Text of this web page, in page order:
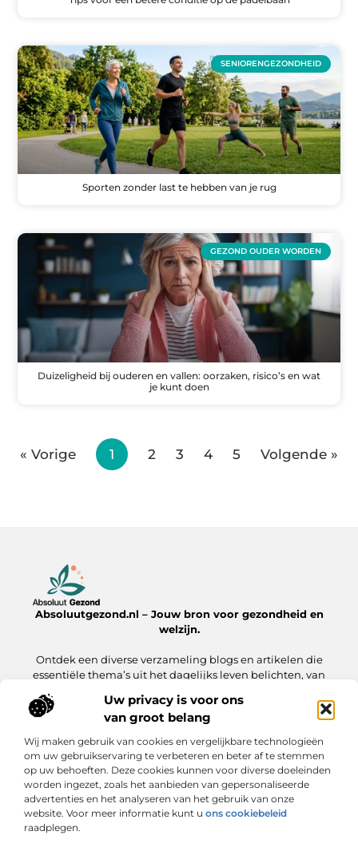
Uw privacy is voor ons
van groot belang
Wij maken gebruik van cookies en vergelijkbare technologieën
om uw gebruikservaring te verbeteren en beter af te stemmen
op uw behoeften. Deze cookies kunnen voor diverse doeleinden
worden ingezet, zoals het aanbieden van gepersonaliseerde
advertenties en het analyseren van het gebruik van onze
website. Voor meer informatie kunt u ons cookiebeleid
raadplegen.
SENIORENGEZONDHEID
Sporten zonder last te hebben van je rug
GEZOND OUDER WORDEN
Duizeligheid bij ouderen en vallen: oorzaken, risico’s en wat
je kunt doen
« Vorige 1 2 3 4 5 Volgende »
Absoluutgezond.nl – Jouw bron voor gezondheid en
welzijn.
Ontdek een diverse verzameling blogs en artikelen die
essentiële thema’s uit het dagelijks leven belichten, van
Bericht categorie